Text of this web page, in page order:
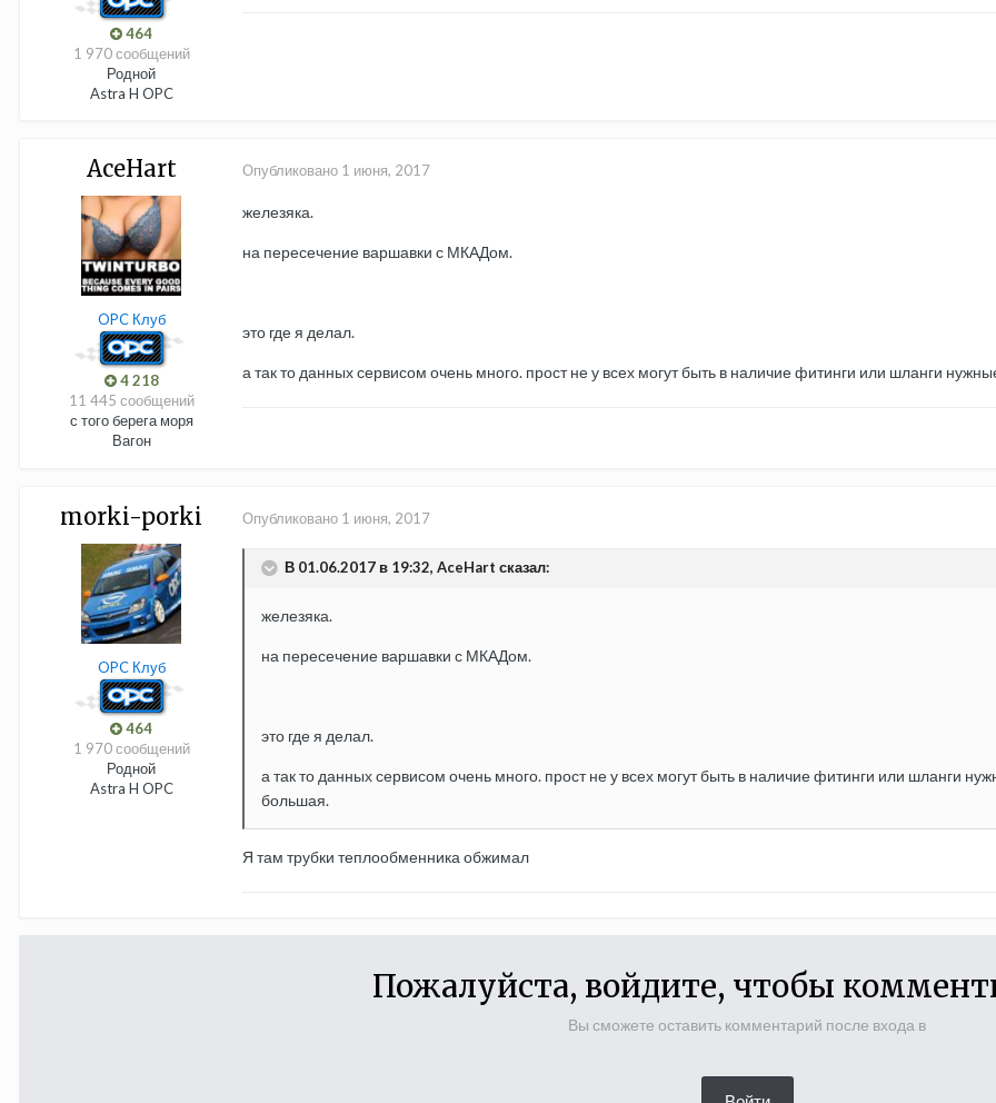
464
1 970 сообщений
Родной
Astra H OPC
AceHart
OPC Клуб
4 218
11 445 сообщений
с того берега моря
Вагон
Опубликовано 1 июня, 2017
железяка.
на пересечение варшавки с МКАДом.
это где я делал.
а так то данных сервисом очень много. прост не у всех могут быть в наличие фитинги или шланги
morki-porki
OPC Клуб
464
1 970 сообщений
Родной
Astra H OPC
Опубликовано 1 июня, 2017
В 01.06.2017 в 19:32, AceHart сказал:
железяка.
на пересечение варшавки с МКАДом.
это где я делал.
а так то данных сервисом очень много. прост не у всех могут быть в наличие фитинги или шланги
большая.
Я там трубки теплообменника обжимал
Пожалуйста, войдите, чтобы
Вы сможете оставить комментарий после входа в